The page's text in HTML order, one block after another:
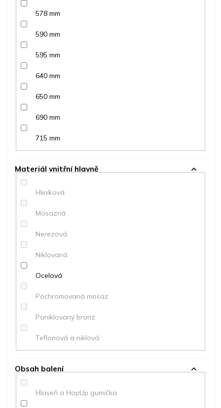
578 mm
590 mm
595 mm
640 mm
650 mm
690 mm
715 mm
Materiál vnitřní hlavně
Hliníková
Mosazná
Nerezová
Niklovaná
Ocelová
Pochromovaná mosaz
Poniklovaný bronz
Teflonová a niklová
Obsah balení
Hlaveň a HopUp gumička